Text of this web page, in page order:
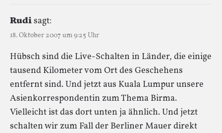
Rudisagt:
18. Oktober 2007 um 9:25 Uhr
Hübsch sind die Live-Schalten in Länder, die einige
tausend Kilometer vom Ort des Geschehens
entfernt sind. Und jetzt aus Kuala Lumpur unsere
Asienkorrespondentin zum Thema Birma.
Vielleicht ist das dort unten ja ähnlich. Und jetzt
schalten wir zum Fall der Berliner Mauer direkt